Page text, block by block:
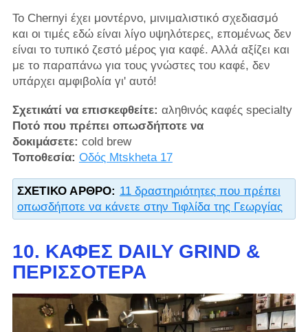
Το Chernyi έχει μοντέρνο, μινιμαλιστικό σχεδιασμό
και οι τιμές εδώ είναι λίγο υψηλότερες, επομένως δεν
είναι το τυπικό ζεστό μέρος για καφέ. Αλλά αξίζει και
με το παραπάνω για τους γνώστες του καφέ, δεν
υπάρχει αμφιβολία γι' αυτό!
Σχετικάτί να επισκεφθείτε: αληθινός καφές specialty
Ποτό που πρέπει οπωσδήποτε να
δοκιμάσετε: cold brew
Τοποθεσία: Οδός Mtskheta 17
ΣΧΕΤΙΚΌ ΆΡΘΡΟ: 11 δραστηριότητες που πρέπει
οπωσδήποτε να κάνετε στην Τιφλίδα της Γεωργίας
10. ΚΑΦΈΣ DAILY GRIND &
ΠΕΡΙΣΣΌΤΕΡΑ